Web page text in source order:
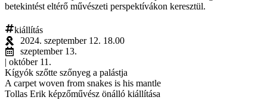
betekintést eltérő művészeti perspektívákon keresztül.
kiállítás
2024. szeptember 12. 18.00
szeptember 13.
| október 11.
Kígyók szőtte szőnyeg a palástja
A carpet woven from snakes is his mantle
Tollas Erik képzőművész önálló kiállítása